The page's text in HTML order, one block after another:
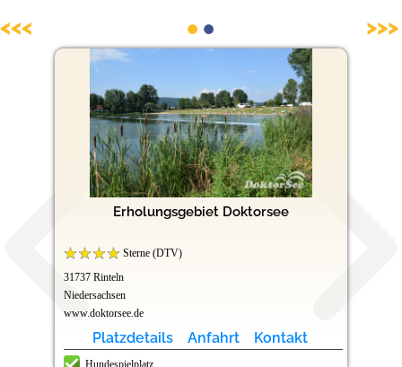
Erholungsgebiet Doktorsee
Sterne (DTV)
31737 Rinteln
Niedersachsen
www.doktorsee.de
Platzdetails Anfahrt Kontakt
Hundespielplatz
<<< >>>